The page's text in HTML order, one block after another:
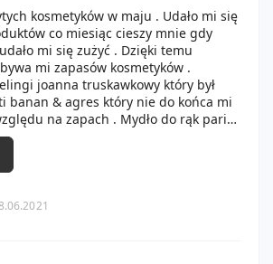
kosmetyków w maju . Udało mi się
co miesiąc cieszy mnie gdy
mi się zużyć . Dzięki temu
mi zapasów kosmetyków .
joanna truskawkowy który był
& agres który nie do końca mi
na zapach . Mydło do rąk paris ,
, ampułki serum do ciała , płyn do
listerine . Mydło antybakteryjne
linda kokosowe mydełko .
ciała oraz masło do ciała cosmepick
zapachu . Isana pianka do